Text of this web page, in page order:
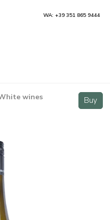
wines Buy
Buy
WA: +39 351 865 9444